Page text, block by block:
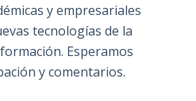
y empresariales
tecnologías de la
Esperamos
y comentarios.